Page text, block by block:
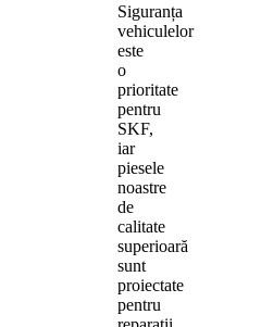
Siguranța
vehiculelor
este
o
prioritate
pentru
SKF,
iar
piesele
noastre
de
calitate
superioară
sunt
proiectate
pentru